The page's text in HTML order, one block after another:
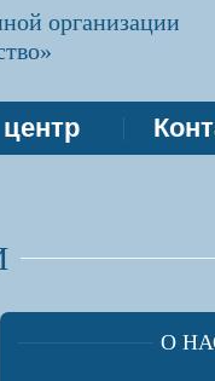
организации
О